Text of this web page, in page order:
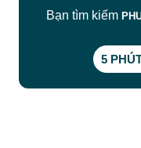
Bạn tìm kiếm
5